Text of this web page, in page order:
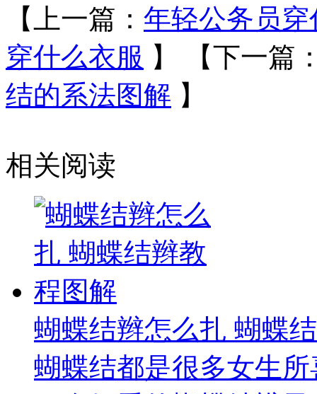
【上一篇： 年轻公务员
穿什么衣服 】
【下一篇
结的系法图解 】
相关阅读
蝴蝶结辫怎么扎 蝴蝶
蝴蝶结都是很多女生